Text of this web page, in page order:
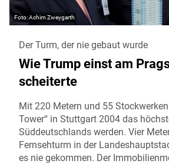
Achim Zweygarth
Der Turm, der nie gebaut wurde
Wie Trump einst am
scheiterte
Mit 220 Metern und 55
Tower“ in Stuttgart 2004 das
Süddeutschlands werden. Vier
Fernsehturm in der
es nie gekommen. Der